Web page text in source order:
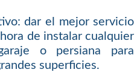
dar el mejor servicio
de instalar cualquier
o persiana para
superficies.